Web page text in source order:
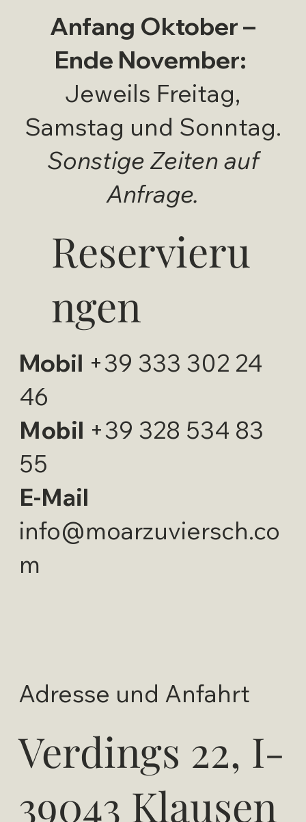
Anfang Oktober –
Ende November:
Jeweils Freitag,
Samstag und Sonntag.
Sonstige Zeiten auf
Anfrage.
Reservieru
ngen
Mobil +39 333 302 24
46
Mobil +39 328 534 83
55
E-Mail
info@moarzuviersch.co
m
Verdings 22, I-
39043 Klausen
Adresse und Anfahrt